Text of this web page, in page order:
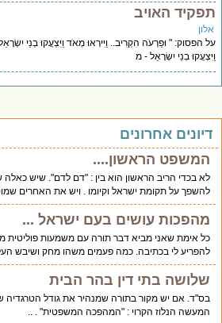
האויב
הפסוק: " וּפַרְעֹה הִקְרִיב.. וַיִּירְאוּ מְאֹד וַיִּצְעֲקוּ בְנֵי יִשְׂרָאֵל
בְנֵי יִשְׂרָאֵל - מ
אחרונים
המשפט הראשון....
לא בכדי הריב הראשון הוא בין : "דם לדם". שיש כאלה
להשפך על תקומת ישראל וקיומו . ויש את האחרים שמוס..
מהפכות עושים בעם ישראל ...
כל אימת שאני מביא דבר תורה עם משמעות פוליטית
להפריע לי בכתיבה. כמה פעמים משהו מחק ושיבש העלה
שלושה בתי דין בהר הבית
בס"ד. אם יש מקור בתורה שמנהיר את גודל הטרגדיה
המעשה הנלוז הקרוי : "המהפכה המשפטית" . ..